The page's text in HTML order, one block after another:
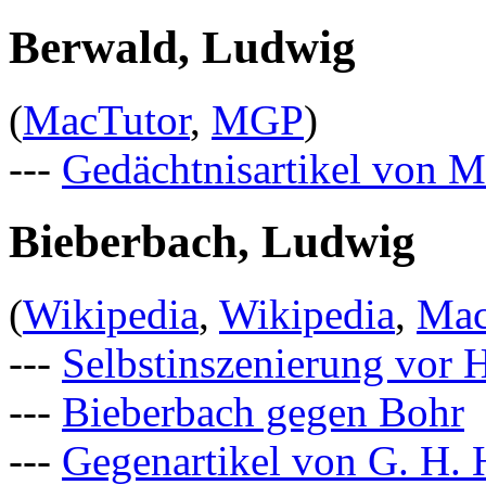
Berwald, Ludwig
(MacTutor, MGP)
--- Gedächtnisartikel von
Bieberbach, Ludwig
(Wikipedia, Wikipedia,
--- Selbstinszenierung vor
--- Bieberbach gegen Bohr
--- Gegenartikel von G. H.